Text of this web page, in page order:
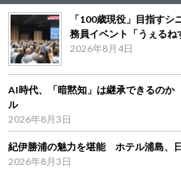
「100歳現役」目指す
務員イベント「うぇるね
2026年8月4日
AI時代、「暗黙知」は継承できるの
ル
2026年8月3日
紀伊勝浦の魅力を堪能 ホテル浦島、
2026年8月3日